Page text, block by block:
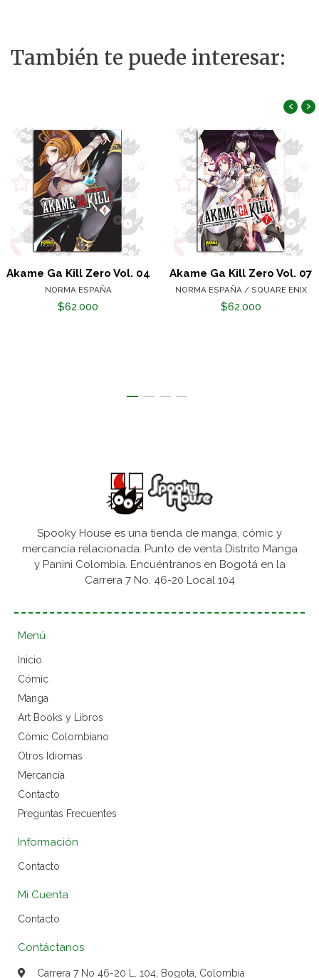
También te puede interesar:
Akame Ga Kill Zero Vol. 04
NORMA ESPAÑA
$62.000
Akame Ga Kill Zero Vol. 07
NORMA ESPAÑA / SQUARE ENIX
$62.000
‹ ›
Spooky House es una tienda de manga, cómic y
mercancía relacionada. Punto de venta Distrito Manga
y Panini Colombia. Encuéntranos en Bogotá en la
Carrera 7 No. 46-20 Local 104
Menú
Inicio
Cómic
Manga
Art Books y Libros
Cómic Colombiano
Otros Idiomas
Mercancía
Contacto
Preguntas Frecuentes
Información
Contacto
Mi Cuenta
Contacto
Contáctanos
Carrera 7 No 46-20 L. 104, Bogotá, Colombia